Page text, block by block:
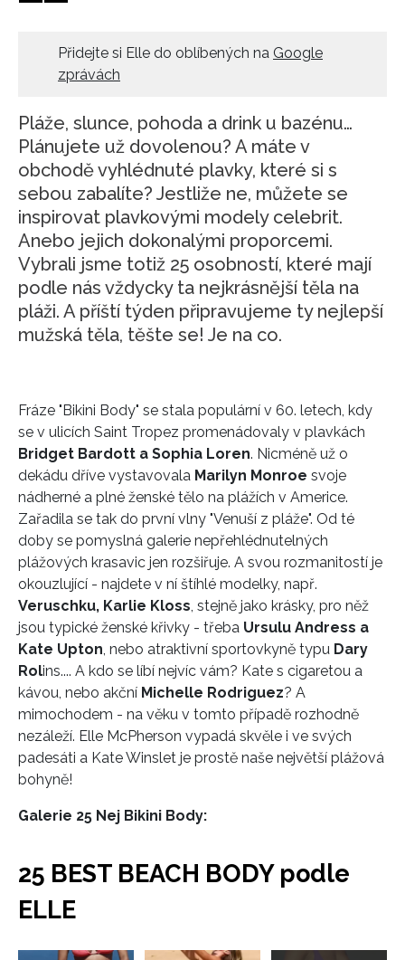
Přidejte si Elle do oblíbených na Google
zprávách
Pláže, slunce, pohoda a drink u bazénu…
Plánujete už dovolenou? A máte v
obchodě vyhlédnuté plavky, které si s
sebou zabalíte? Jestliže ne, můžete se
inspirovat plavkovými modely celebrit.
Anebo jejich dokonalými proporcemi.
Vybrali jsme totiž 25 osobností, které mají
podle nás vždycky ta nejkrásnější těla na
pláži. A příští týden připravujeme ty nejlepší
mužská těla, těšte se! Je na co.
Fráze "Bikini Body" se stala populární v 60. letech, kdy
se v ulicích Saint Tropez promenádovaly v plavkách
Bridget Bardott a Sophia Loren. Nicméně už o
dekádu dříve vystavovala Marilyn Monroe svoje
nádherné a plné ženské tělo na plážích v Americe.
Zařadila se tak do první vlny "Venuší z pláže". Od té
doby se pomyslná galerie nepřehlédnutelných
plážových krasavic jen rozšiřuje. A svou rozmanitostí je
okouzlující - najdete v ní štíhlé modelky, např.
Veruschku, Karlie Kloss, stejně jako krásky, pro něž
jsou typické ženské křivky - třeba Ursulu Andress a
Kate Upton, nebo atraktivní sportovkyně typu Dary
Rolins.... A kdo se líbí nejvíc vám? Kate s cigaretou a
kávou, nebo akční Michelle Rodriguez? A
mimochodem - na věku v tomto případě rozhodně
nezáleží. Elle McPherson vypadá skvěle i ve svých
padesáti a Kate Winslet je prostě naše největší plážová
bohyně!
Galerie 25 Nej Bikini Body:
25 BEST BEACH BODY podle
ELLE